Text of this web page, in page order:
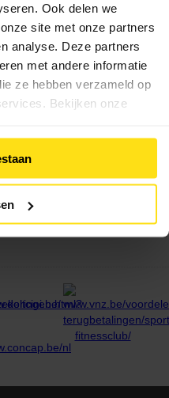
Ook delen we
site met onze partners
analyse. Deze partners
met andere informatie
ze hebben verzameld op
Bekijken onze
VZW